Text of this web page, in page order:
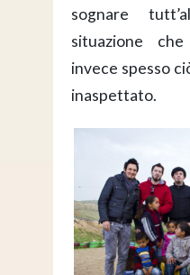
sognare
situazione
invece spesso
inaspettato.